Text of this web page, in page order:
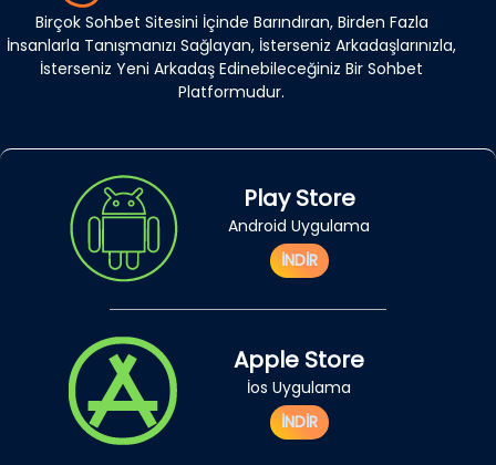
Birçok Sohbet Sitesini İçinde Barındıran, Birden Fazla
İnsanlarla Tanışmanızı Sağlayan, İsterseniz Arkadaşlarınızla,
İsterseniz Yeni Arkadaş Edinebileceğiniz Bir Sohbet
Platformudur.
Play Store
Android Uygulama
İNDİR
Apple Store
İos Uygulama
İNDİR